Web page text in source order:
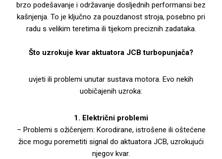
brzo podešavanje i održavanje dosljednih performansi bez
kašnjenja. To je ključno za pouzdanost stroja, posebno pri
radu s velikim teretima ili tijekom preciznih zadataka.
Što uzrokuje kvar aktuatora JCB turbopunjača?
uvjeti ili problemi unutar sustava motora. Evo nekih
uobičajenih uzroka:
1. Električni problemi
– Problemi s ožičenjem: Korodirane, istrošene ili oštećene
žice mogu poremetiti signal do aktuatora JCB, uzrokujući
njegov kvar.